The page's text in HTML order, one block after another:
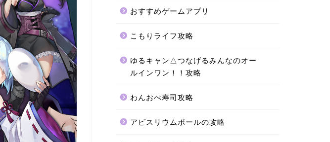
おすすめゲームアプリ
こもりライフ攻略
ゆるキャン△つなげるみんなのオー
ルインワン！！攻略
わんおぺ寿司攻略
アビスリウムポールの攻略